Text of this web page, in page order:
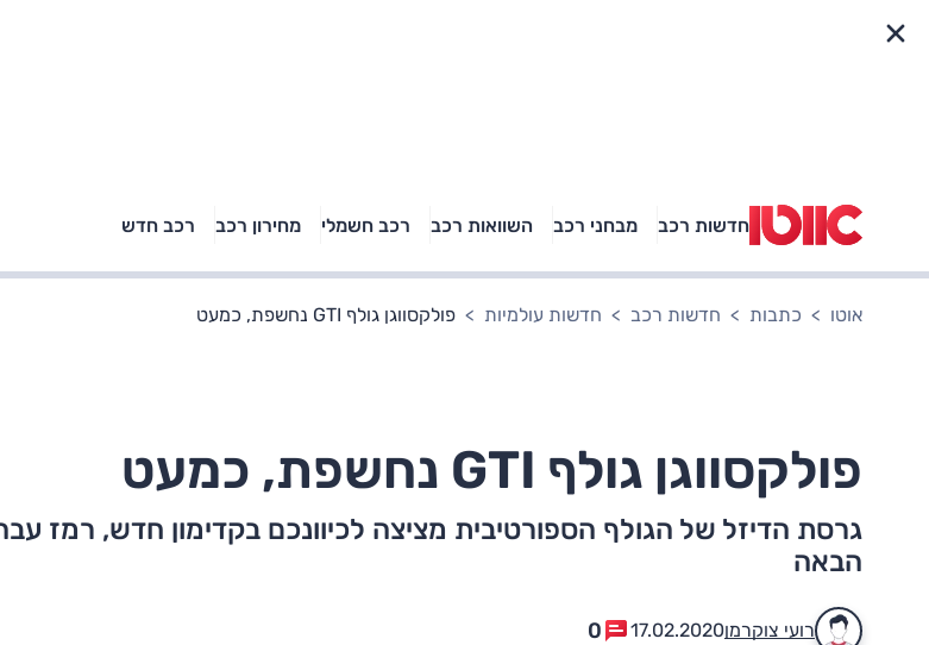
חדשות רכב מבחני רכב השוואות רכב רכב חשמלי מחירון רכב רכב חדש
באיזה רכב פנאי נוסעת
טויוטה ראב 4, קיה
ספורטאז' לונג ויונדאי
הנייר ועל הכביש
אוטו כתבות חדשות רכב חדשות עולמיות פולקסווגן גולף GTI נחשפת, כמעט
פולקסווגן גולף GTI נחשפת, כמעט
הבאה
רועי צוקרמן17.02.2020
0